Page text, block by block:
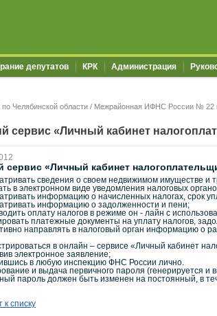
депутатов КРК Администрация
Челябинской области / Межрайонная ИФНС России № 22
сервис «Личный кабинет
сервис «Личный кабинет
сведения о своем недвижимом имуществе и
в электронном виде уведомления налоговых
информацию о начисленных налогах, срок
информацию о задолженности и пени;
оплату налогов в режиме он - лайн с
платежные документы на уплату налогов,
направлять в налоговый орган информацию о
в онлайн – сервисе «Личный кабинет
электронное заявление;
в любую инспекцию ФНС России лично.
и выдача первичного пароля (генерируется и
пароль должен быть изменен на постоянный, в
к списку